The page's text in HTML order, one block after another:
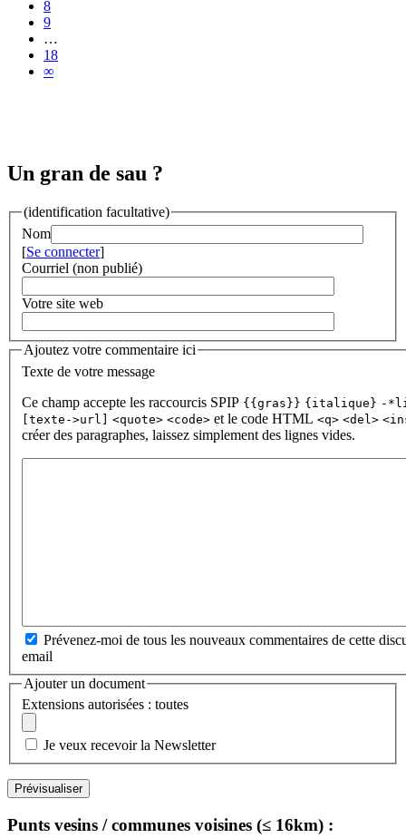
8
9
…
18
∞
Un gran de sau ?
(identification facultative)
Nom
[Se connecter]
Courriel (non publié)
Votre site web
Ajoutez votre commentaire ici
Texte de votre message
Ce champ accepte les raccourcis SPIP {{gras}} {italique} -
[texte->url] <quote> <code> et le code HTML <q> <del>
créer des paragraphes, laissez simplement des lignes vides.
Prévenez-moi de tous les nouveaux commentaires de cette
email
Ajouter un document
Extensions autorisées : toutes
Je veux recevoir la Newsletter
Punts vesins / communes voisines (≤ 16km) :